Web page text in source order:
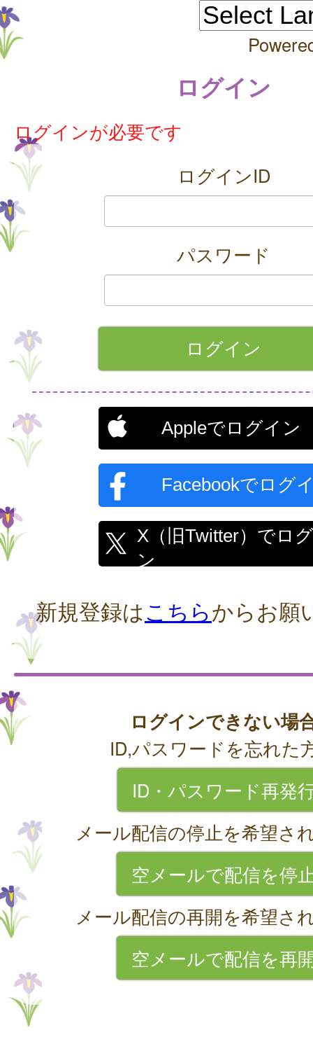
ログイン
ログインが必要です
ログインID
パスワード
Appleでログイン
Facebookでログ
X（旧Twitter）でロ
ン
新規登録はこちらからお願
ログインできない場
ID,パスワードを忘れた
ID・パスワード再発
メール配信の停止を希望さ
空メールで配信を停
メール配信の再開を希望さ
空メールで配信を再